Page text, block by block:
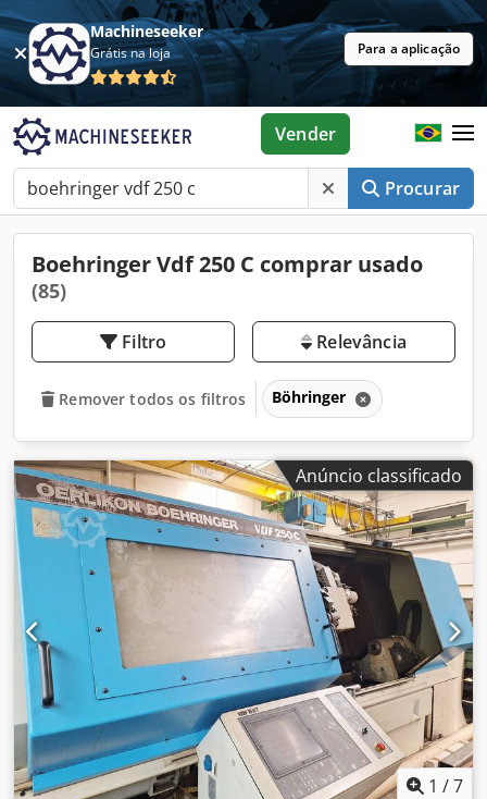
Machineseeker
Grátis na loja Para a aplicação
Procurar
Vender
Boehringer Vdf 250 C comprar usado
(85)
Filtro Relevância
Remover todos os filtros Böhringer
Anúncio classificado
1 /7